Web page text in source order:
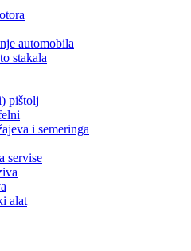
automobila
stakala
pištolj
i semeringa
servise
alat